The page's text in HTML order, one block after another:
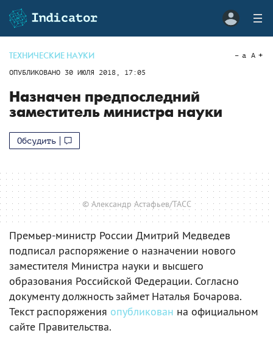
ТЕХНИЧЕСКИЕ НАУКИ
ОПУБЛИКОВАНО 30 ИЮЛЯ 2018, 17:05
a A
Назначен предпоследний
заместитель министра науки
Обсудить
© Александр Астафьев/ТАСС
Премьер-министр России Дмитрий Медведев
подписал распоряжение о назначении нового
заместителя Министра науки и высшего
образования Российской Федерации. Согласно
документу должность займет Наталья Бочарова.
Текст распоряжения опубликован на официальном
сайте Правительства.